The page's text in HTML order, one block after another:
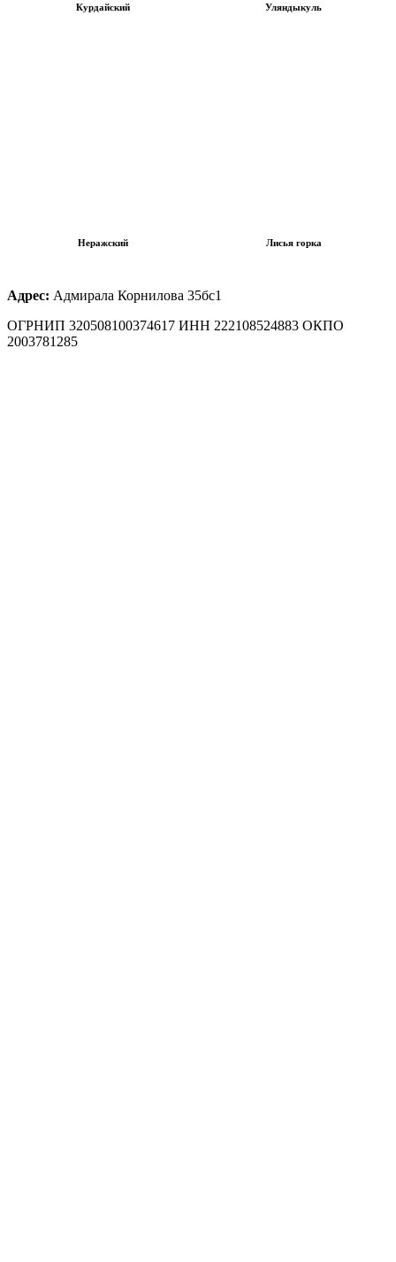
Курдайский Уляндыкуль
Неражский Лисья горка
Адрес: Адмирала Корнилова 35бс1
ОГРНИП 320508100374617 ИНН 222108524883 ОКПО
2003781285